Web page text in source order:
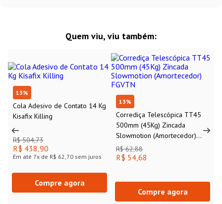
Quem viu, viu também:
13%
Cola Adesivo de Contato 14 Kg
Kisafix Killing
R$ 504,73
R$ 438,90
Em até 7x de R$ 62,70 sem juros
Compre agora
13%
Corrediça Telescópica TT45
500mm (45Kg) Zincada
Slowmotion (Amortecedor)
FGVTN
R$ 62,88
R$ 54,68
Compre agora